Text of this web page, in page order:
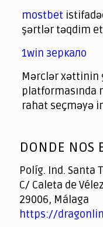
spintiger
Avabet
Spinrise
Crown Green
Crowngreen
슈가 러쉬1000
crazy time
parimatch.kr
winorio
winorio casino
winorio
mostbet
şərtlər təqdim
1win зеркало
Mərclər xəttinin
platformasında
rahat seçməyə
of
DONDE NOS
Políg. Ind. Santa
C/ Caleta de
29006, Málaga
https://